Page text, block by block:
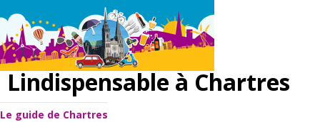
Lindispensable à Chartres
Le guide de Chartres